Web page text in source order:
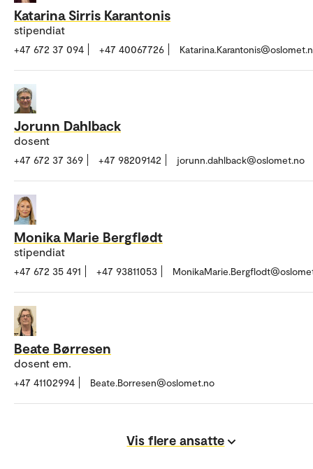
Katarina Sirris Karantonis
stipendiat
+47 672 37 094 +47 40067726
Jorunn Dahlback
dosent
+47 672 37 369 +47 98209142 jorunn.dahlback@oslomet.no
Monika Marie Bergflødt
stipendiat
+47 672 35 491 +47 93811053
Beate Børresen
dosent em.
+47 41102994 Beate.Borresen@oslomet.no
Vis flere ansatte